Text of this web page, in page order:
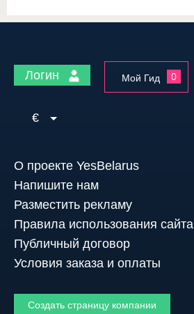
Логин Мой Гид 0
€
О проекте YesBelarus
Напишите нам
Разместить рекламу
Правила использования сайта
Публичный договор
Условия заказа и оплаты
Создать страницу компании